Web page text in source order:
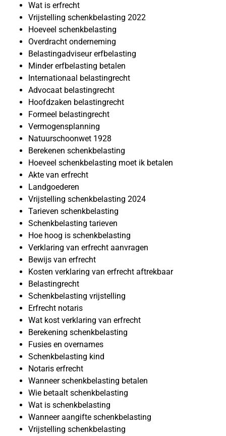
Wat is erfrecht
Vrijstelling schenkbelasting 2022
Hoeveel schenkbelasting
Overdracht onderneming
Belastingadviseur erfbelasting
Minder erfbelasting betalen
Internationaal belastingrecht
Advocaat belastingrecht
Hoofdzaken belastingrecht
Formeel belastingrecht
Vermogensplanning
Natuurschoonwet 1928
Berekenen schenkbelasting
Hoeveel schenkbelasting moet ik betalen
Akte van erfrecht
Landgoederen
Vrijstelling schenkbelasting 2024
Tarieven schenkbelasting
Schenkbelasting tarieven
Hoe hoog is schenkbelasting
Verklaring van erfrecht aanvragen
Bewijs van erfrecht
Kosten verklaring van erfrecht aftrekbaar
Belastingrecht
Schenkbelasting vrijstelling
Erfrecht notaris
Wat kost verklaring van erfrecht
Berekening schenkbelasting
Fusies en overnames
Schenkbelasting kind
Notaris erfrecht
Wanneer schenkbelasting betalen
Wie betaalt schenkbelasting
Wat is schenkbelasting
Wanneer aangifte schenkbelasting
Vrijstelling schenkbelasting